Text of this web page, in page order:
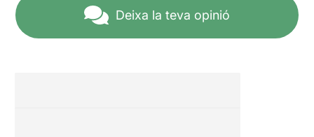
Deixa la teva opinió